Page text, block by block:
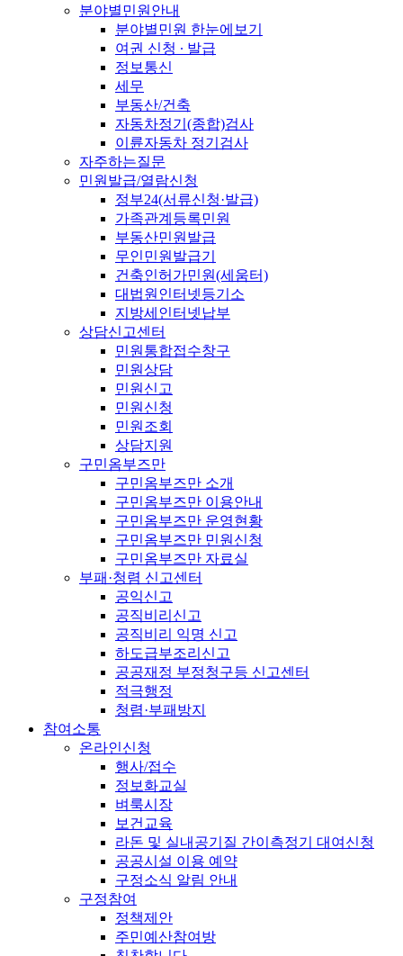
분야별민원안내
분야별민원 한눈에보기
여권 신청 ∙ 발급
정보통신
세무
부동산/건축
자동차정기(종합)검사
이륜자동차 정기검사
자주하는질문
민원발급/열람신청
정부24(서류신청·발급)
가족관계등록민원
부동산민원발급
무인민원발급기
건축인허가민원(세움터)
대법원인터넷등기소
지방세인터넷납부
상담신고센터
민원통합접수창구
민원상담
민원신고
민원신청
민원조회
상담지원
구민옴부즈만
구민옴부즈만 소개
구민옴부즈만 이용안내
구민옴부즈만 운영현황
구민옴부즈만 민원신청
구민옴부즈만 자료실
부패·청렴 신고센터
공익신고
공직비리신고
공직비리 익명 신고
하도급부조리신고
공공재정 부정청구등 신고센터
적극행정
청렴·부패방지
참여소통
온라인신청
행사/접수
정보화교실
벼룩시장
보건교육
라돈 및 실내공기질 간이측정기 대여신청
공공시설 이용 예약
구정소식 알림 안내
구정참여
정책제안
주민예산참여방